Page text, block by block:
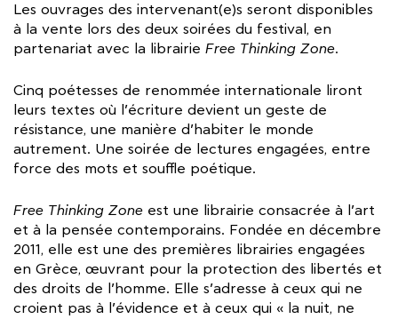
Les ouvrages des intervenant(e)s seront disponibles
à la vente lors des deux soirées du festival, en
partenariat avec la librairie Free Thinking Zone.
Cinq poétesses de renommée internationale liront
leurs textes où l’écriture devient un geste de
résistance, une manière d’habiter le monde
autrement. Une soirée de lectures engagées, entre
force des mots et souffle poétique.
Free Thinking Zone est une librairie consacrée à l’art
et à la pensée contemporains. Fondée en décembre
2011, elle est une des premières librairies engagées
en Grèce, œuvrant pour la protection des libertés et
des droits de l’homme. Elle s’adresse à ceux qui ne
croient pas à l’évidence et à ceux qui « la nuit, ne